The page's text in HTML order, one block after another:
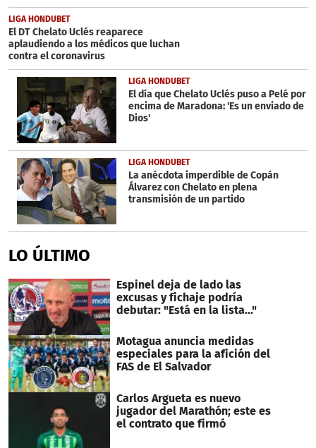
LIGA HONDUBET
El DT Chelato Uclés reaparece
aplaudiendo a los médicos que luchan
contra el coronavirus
LIGA HONDUBET
El día que Chelato Uclés puso a Pelé por
encima de Maradona: 'Es un enviado de
Dios'
LIGA HONDUBET
La anécdota imperdible de Copán
Álvarez con Chelato en plena
transmisión de un partido
LO ÚLTIMO
Espinel deja de lado las
excusas y fichaje podría
debutar: "Está en la lista..."
Motagua anuncia medidas
especiales para la afición del
FAS de El Salvador
Carlos Argueta es nuevo
jugador del Marathón; este es
el contrato que firmó